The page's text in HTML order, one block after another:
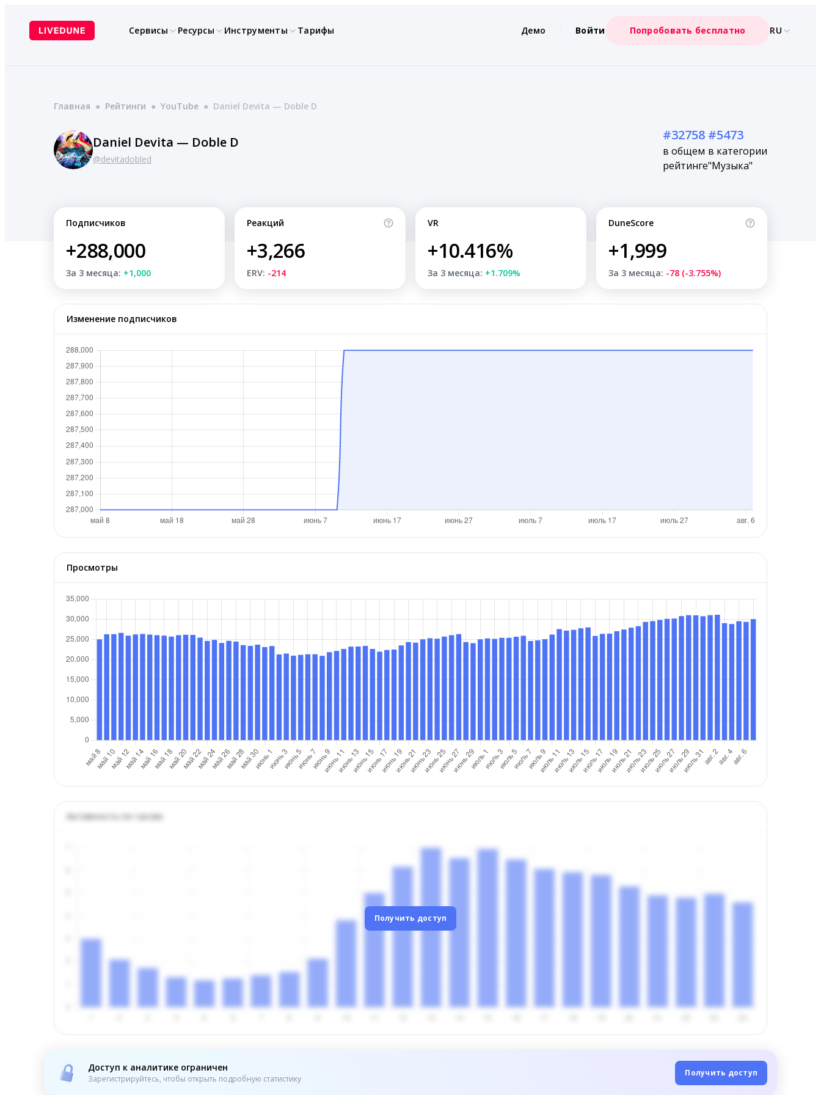
содержимому
Сервисы Ресурсы Инструменты Тарифы Демо Войти Попробовать бесплатно RU
Главная ● Рейтинги ● YouTube ● Daniel Devita — Doble D
Daniel Devita — Doble D
@devitadobled
#32758
в общем
рейтинге
#5473
в категории
"Музыка"
Подписчиков
+288,000
За 3 месяца: +1,000
Реакций
+3,266
ERV: -214
VR
+10.416%
За 3 месяца: +1.709%
DuneScore
+1,999
За 3 месяца: -78 (-3.755%)
Изменение подписчиков
Просмотры
Активность по часам
Получить доступ
Доступ к аналитике ограничен
Зарегистрируйтесь, чтобы открыть подробную статистику
Получить доступ